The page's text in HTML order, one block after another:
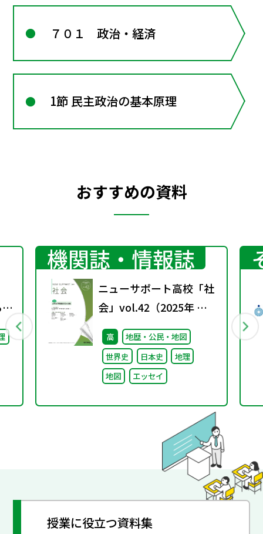
７０１ 政治・経済
1節 民主政治の基本原理
おすすめの資料
機関誌・情報誌
ニューサポート高校「社
会」vol.42（2025年 春
号）
高
地歴・公民・地図
世界史
日本史
地理
地図
エッセイ
授業に役立つ資料集